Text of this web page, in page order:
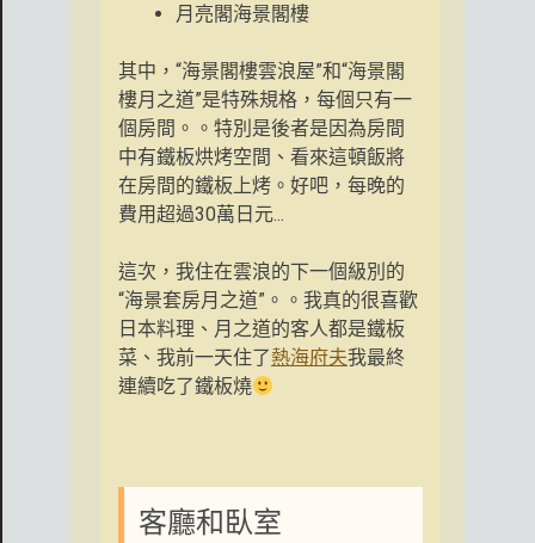
月亮閣海景閣樓
其中，“海景閣樓雲浪屋”和“海景閣
樓月之道”是特殊規格，每個只有一
個房間。。特別是後者是因為房間
中有鐵板烘烤空間、看來這頓飯將
在房間的鐵板上烤。好吧，每晚的
費用超過30萬日元...
這次，我住在雲浪的下一個級別的
“海景套房月之道”。。我真的很喜歡
日本料理、月之道的客人都是鐵板
菜、我前一天住了熱海府夫我最終
連續吃了鐵板燒
客廳和臥室